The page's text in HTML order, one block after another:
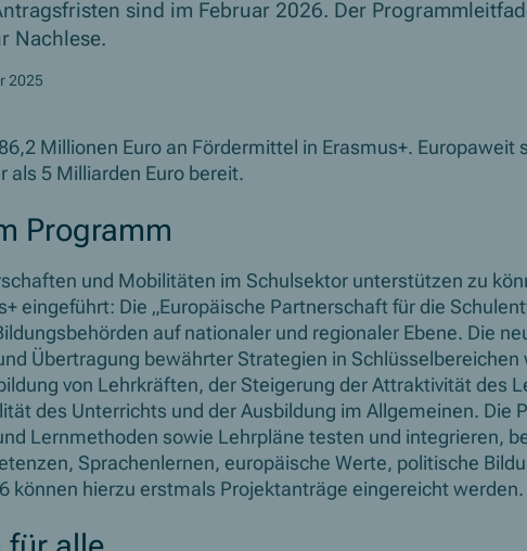
sind im Februar 2026. Der
Nachlese.
2025
Millionen Euro an Fördermittel in Erasmus+. Europaweit
als 5 Milliarden Euro bereit.
Programm
und Mobilitäten im Schulsektor unterstützen zu
eingeführt: Die „Europäische Partnerschaft für die
auf nationaler und regionaler Ebene. Die
Übertragung bewährter Strategien in Schlüsselbereichen
von Lehrkräften, der Steigerung der Attraktivität des
des Unterrichts und der Ausbildung im Allgemeinen. Die
Lernmethoden sowie Lehrpläne testen und integrieren,
Sprachenlernen, europäische Werte, politische
können hierzu erstmals Projektanträge eingereicht werden.